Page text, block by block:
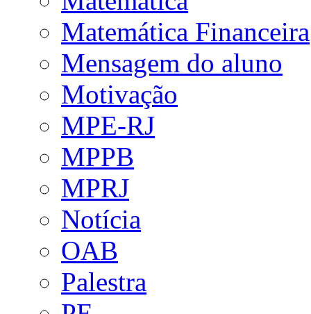
Matemática Financeira
Mensagem do aluno
Motivação
MPE-RJ
MPPB
MPRJ
Notícia
OAB
Palestra